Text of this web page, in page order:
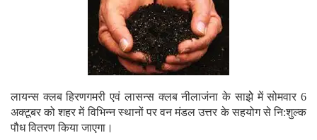
लायन्स क्लब हिरणगमरी एवं लासन्स क्लब नीलाजंना के साझेे में सोमवार 6
अक्टूबर को शहर में विभिन्न स्थानों पर वन मंडल उत्तर के सहयोग से नि:शुल्क
पौध वितरण किया जाएगा।